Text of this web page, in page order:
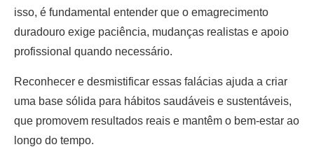
isso, é fundamental entender que o emagrecimento
duradouro exige paciência, mudanças realistas e apoio
profissional quando necessário.
Reconhecer e desmistificar essas falácias ajuda a criar
uma base sólida para hábitos saudáveis e sustentáveis,
que promovem resultados reais e mantêm o bem-estar ao
longo do tempo.